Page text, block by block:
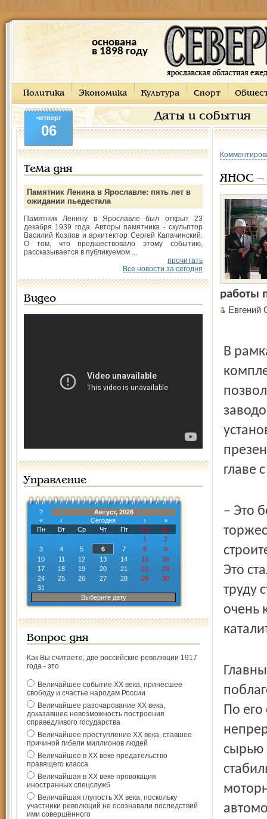
основана
в 1898 году
Политика Экономика Культура Спорт
Даты и события
четверг
06
Тема дня
Памятник Ленина в Ярославле: пять лет в
ожидании пьедестала
Памятник Ленину в Ярославле был открыт 23
декабря 1939 года. Авторы памятника - скульптор
Василий Козлов и архитектор Сергей Капачинский.
О том, что предшествовало этому событию,
рассказывается в публикуемом ...
прочитать
Все новости за сегодня
Видео
Управление
?
Август, 2026
«
‹ Сегодня ›
»
Пн
Вт Ср Чт Пт Сб
Вс
1
2
3
4 5 6 7 8
9
10
11 12 13 14 15
16
17
18 19 20 21 22
23
24
25 26 27 28 29
30
31
Выберите дату
Вопрос дня
Как Вы считаете, две российские революции 1917
года - это
Величайшее событие ХХ века, принёсшее
свободу и счастье народам России
Величайшее разочарование ХХ века,
доказавшее невозможность построения
справедливого государства
Величайшее преступление ХХ века, ставшее
причиной гибели миллионов людей
Величайшее в ХХ веке предательство
правящего класса
Величайшая в ХХ веке провокация
иностранных спецслужб
Величайшая глупость ХХ века, поскольку
участники революций не осознавали последствий
ими совершённого
ЯНОС –
работы
В
главе
– Это
Это
труду
очень
По его
сырью